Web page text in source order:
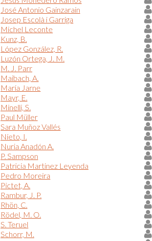
José Antonio Gainzarain
Josep Escolà i Garriga
Michel Leconte
Kunz, B.
López González, R.
Luzón Ortega, J. M.
M. J. Parr
Maibach, A.
María Jarne
Mayr, E.
Minelli, S.
Paul Müller
Sara Muñoz Vallés
Nieto, I.
Nuria Anadón A.
P. Sampson
Patricia Martinez Leyenda
Pedro Moreira
Pictet, A.
Rambur, J. P.
Rhön, C.
Rödel, M. O.
S. Teruel
Schorr, M.